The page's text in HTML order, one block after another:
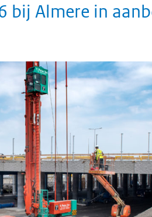
bij Almere in